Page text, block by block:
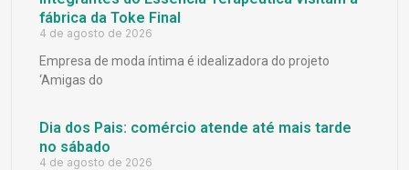
fábrica da Toke Final
4 de agosto de 2026
Empresa de moda íntima é idealizadora do projeto
‘Amigas do
Dia dos Pais: comércio atende até mais tarde
no sábado
4 de agosto de 2026